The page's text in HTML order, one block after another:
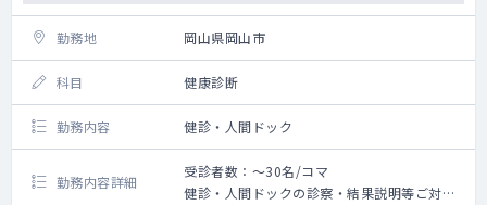
勤務地 岡山県岡山市
科目 健康診断
勤務内容 健診・人間ドック
勤務内容詳細
受診者数：～30名/コマ
健診・人間ドックの診察・結果説明等ご対応